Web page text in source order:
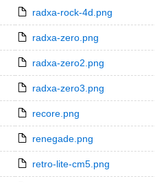
radxa-rock-4d.png
radxa-zero.png
radxa-zero2.png
radxa-zero3.png
recore.png
renegade.png
retro-lite-cm5.png